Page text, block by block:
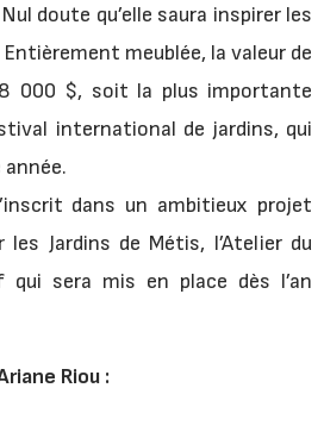
doute qu’elle saura inspirer les
meublée, la valeur de
000 $, soit la plus importante
international de jardins, qui
dans un ambitieux projet
Jardins de Métis, l’Atelier du
sera mis en place dès l’an
Riou :